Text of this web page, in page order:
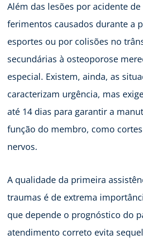
Além das lesões por acidente
ferimentos causados durante a
esportes ou por colisões no
secundárias à osteoporose
especial. Existem, ainda, as
caracterizam urgência, mas
até 14 dias para garantir a
função do membro, como
nervos.
A qualidade da primeira
traumas é de extrema
que depende o prognóstico do
atendimento correto evita